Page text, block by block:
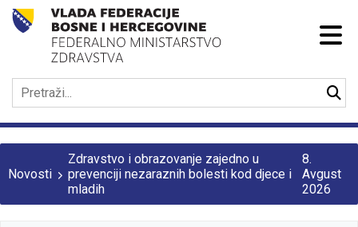
Novosti
Zdravstvo i obrazovanje zajedno u
prevenciji nezaraznih bolesti kod djece i
mladih
8.
Avgust
2026